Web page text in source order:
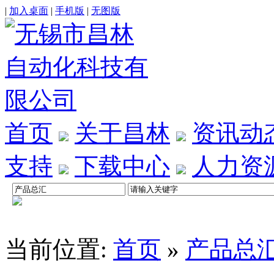
| 加入桌面 | 手机版 | 无图版
首页 关于昌林
资讯动
支持
下载中心 人力资
当前位置: 首页 » 产品总